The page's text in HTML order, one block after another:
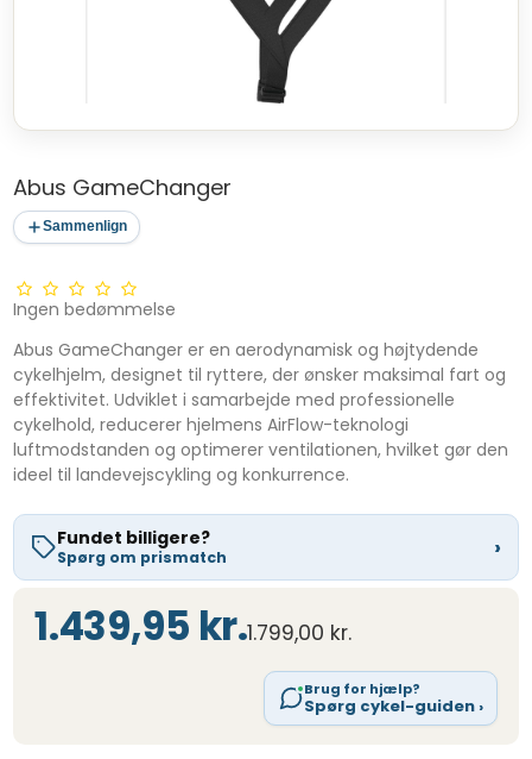
Abus GameChanger
Sammenlign
Ingen bedømmelse
Abus GameChanger er en aerodynamisk og højtydende
cykelhjelm, designet til ryttere, der ønsker maksimal fart og
effektivitet. Udviklet i samarbejde med professionelle
cykelhold, reducerer hjelmens AirFlow-teknologi
luftmodstanden og optimerer ventilationen, hvilket gør den
ideel til landevejscykling og konkurrence.
Fundet billigere?
Spørg om prismatch ›
1.439,95 kr.1.799,00 kr.
Brug for hjælp?
Spørg cykel-guiden ›